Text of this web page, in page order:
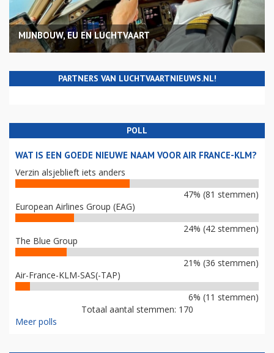
MIJNBOUW, EU EN LUCHTVAART
PARTNERS VAN LUCHTVAARTNIEUWS.NL!
POLL
WAT IS EEN GOEDE NIEUWE NAAM VOOR AIR FRANCE-KLM?
Verzin alsjeblieft iets anders
47% (81 stemmen)
European Airlines Group (EAG)
24% (42 stemmen)
The Blue Group
21% (36 stemmen)
Air-France-KLM-SAS(-TAP)
6% (11 stemmen)
Totaal aantal stemmen: 170
Meer polls